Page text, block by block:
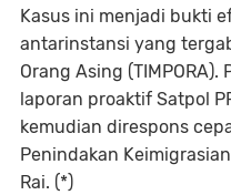
Kasus ini menjadi bukti
antarinstansi yang
Orang Asing
laporan proaktif Satpol
kemudian direspons
Penindakan
Rai. (*)